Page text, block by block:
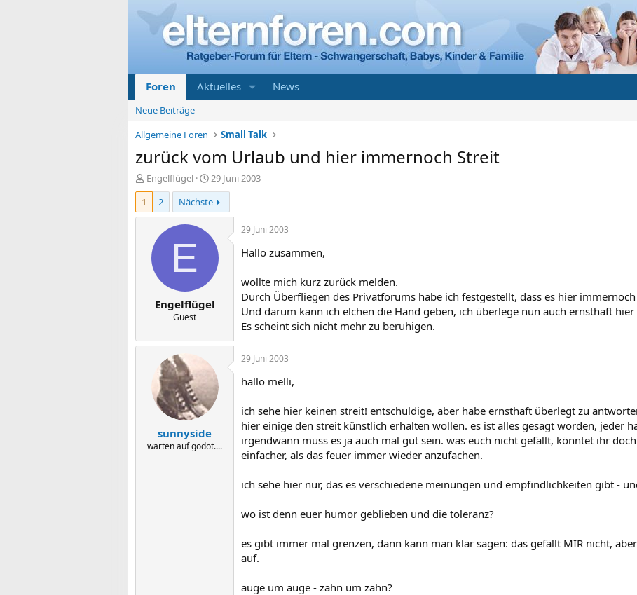
Foren Aktuelles News
Neue Beiträge
Allgemeine Foren
Small Talk
zurück vom Urlaub und hier immernoch Streit
E
r
t
Engelflügel
E
r
s
t
l
a
29 Juni 2003
1
2 Nächste
E
Engelflügel
Guest
29 Juni 2003
Hallo zusammen,
wollte mich kurz zurück melden.
Durch Überfliegen des Privatforums habe ich festgestellt, dass es hier
Und darum kann ich elchen die Hand geben, ich überlege nun auch ernsthaft hier
Es scheint sich nicht mehr zu beruhigen.
sunnyside
warten auf godot....
29 Juni 2003
hallo melli,
ich sehe hier keinen streit! entschuldige, aber habe ernsthaft überlegt zu
hier einige den streit künstlich erhalten wollen. es ist alles gesagt worden, jeder
irgendwann muss es ja auch mal gut sein. was euch nicht gefällt, könntet ihr
einfacher, als das feuer immer wieder anzufachen.
ich sehe hier nur, das es verschiedene meinungen und empfindlichkeiten gibt -
wo ist denn euer humor geblieben und die toleranz?
es gibt immer mal grenzen, dann kann man klar sagen: das gefällt MIR nicht,
auf.
auge um auge - zahn um zahn?